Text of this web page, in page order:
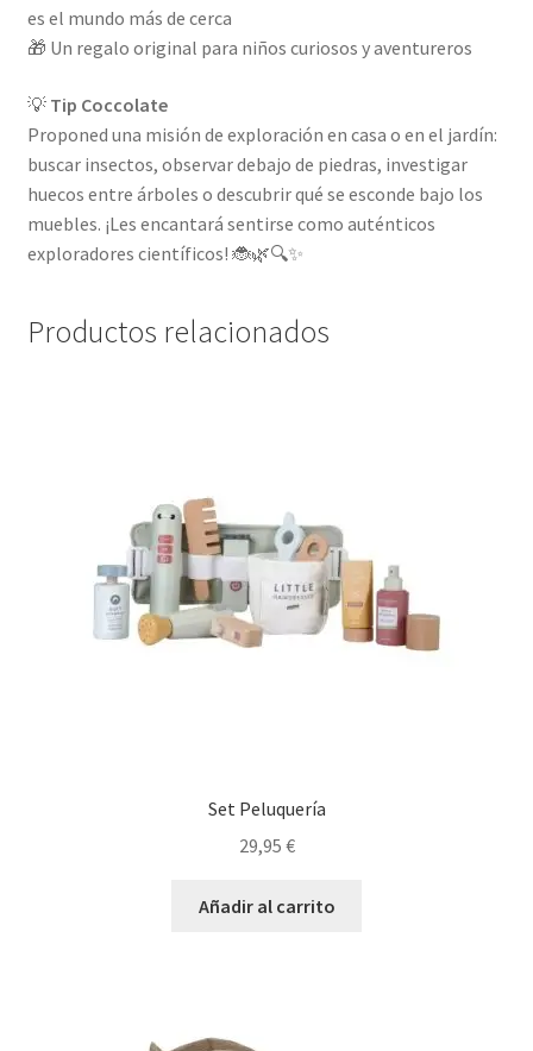
es el mundo más de cerca
🎁 Un regalo original para niños curiosos y aventureros
💡 Tip Coccolate
Proponed una misión de exploración en casa o en el jardín:
buscar insectos, observar debajo de piedras, investigar
huecos entre árboles o descubrir qué se esconde bajo los
muebles. ¡Les encantará sentirse como auténticos
exploradores científicos! 🐞🌿🔍✨
Productos relacionados
Set Peluquería
29,95 €
Añadir al carrito